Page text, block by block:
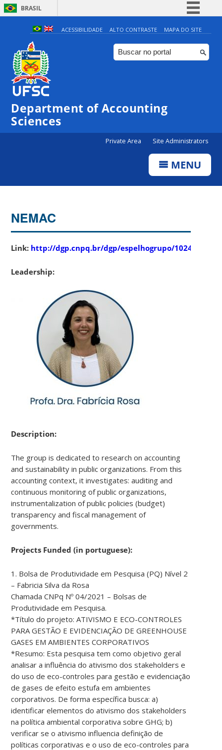
BRASIL
Simplifique!
Comunica BR
Participe
Canais
ACESSIBILIDADE ALTO CONTRASTE MAPA DO SITE
Department of Accounting
Sciences
Private Area Site Administrators
MENU
NEMAC
Link: http://dgp.cnpq.br/dgp/espelhogrupo/10241
Leadership:
Description:
The group is dedicated to research on accounting
and sustainability in public organizations. From this
accounting context, it investigates: auditing and
continuous monitoring of public organizations,
instrumentalization of public policies (budget)
transparency and fiscal management of
governments.
Projects Funded (in portuguese):
1. Bolsa de Produtividade em Pesquisa (PQ) Nível 2
– Fabricia Silva da Rosa
Chamada CNPq Nº 04/2021 – Bolsas de
Produtividade em Pesquisa.
*Título do projeto: ATIVISMO E ECO-CONTROLES
PARA GESTÃO E EVIDENCIAÇÃO DE GREENHOUSE
GASES EM AMBIENTES CORPORATIVOS
*Resumo: Esta pesquisa tem como objetivo geral
analisar a influência do ativismo dos stakeholders e
do uso de eco-controles para gestão e evidenciação
de gases de efeito estufa em ambientes
corporativos. De forma específica busca: a)
identificar elementos do ativismo dos stakeholders
na política ambiental corporativa sobre GHG; b)
verificar se o ativismo influencia definição de
políticas corporativas e o uso de eco-controles para